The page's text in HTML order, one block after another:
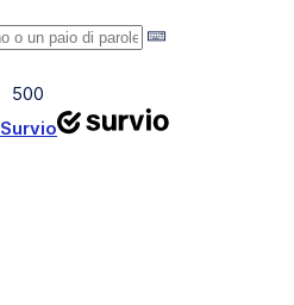
500
Survio